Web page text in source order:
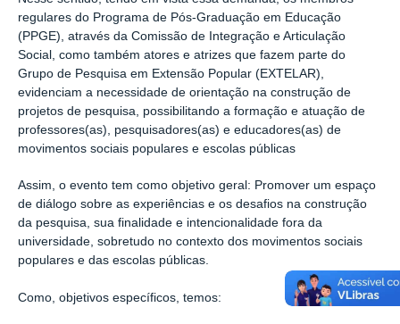
regulares do Programa de Pós-Graduação em Educação
(PPGE), através da Comissão de Integração e Articulação
Social, como também atores e atrizes que fazem parte do
Grupo de Pesquisa em Extensão Popular (EXTELAR),
evidenciam a necessidade de orientação na construção de
projetos de pesquisa, possibilitando a formação e atuação de
professores(as), pesquisadores(as) e educadores(as) de
movimentos sociais populares e escolas públicas
Assim, o evento tem como objetivo geral: Promover um espaço
de diálogo sobre as experiências e os desafios na construção
da pesquisa, sua finalidade e intencionalidade fora da
universidade, sobretudo no contexto dos movimentos sociais
populares e das escolas públicas.
Como, objetivos específicos, temos: